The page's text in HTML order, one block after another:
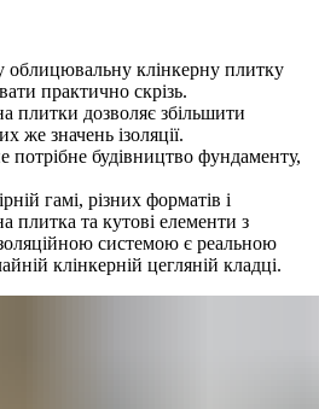
облицювальну клінкерну плитку
практично скрізь.
плитки дозволяє збільшити
же значень ізоляції.
потрібне будівництво фундаменту,
гамі, різних форматів і
плитка та кутові елементи з
системою є реальною
клінкерній цегляній кладці.